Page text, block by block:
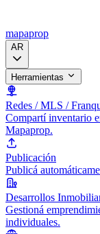
mapaprop
AR
Herramientas
Redes / MLS /
Compartí inventario
Mapaprop.
Publicación
Publicá
Desarrollos
Gestioná
individuales.